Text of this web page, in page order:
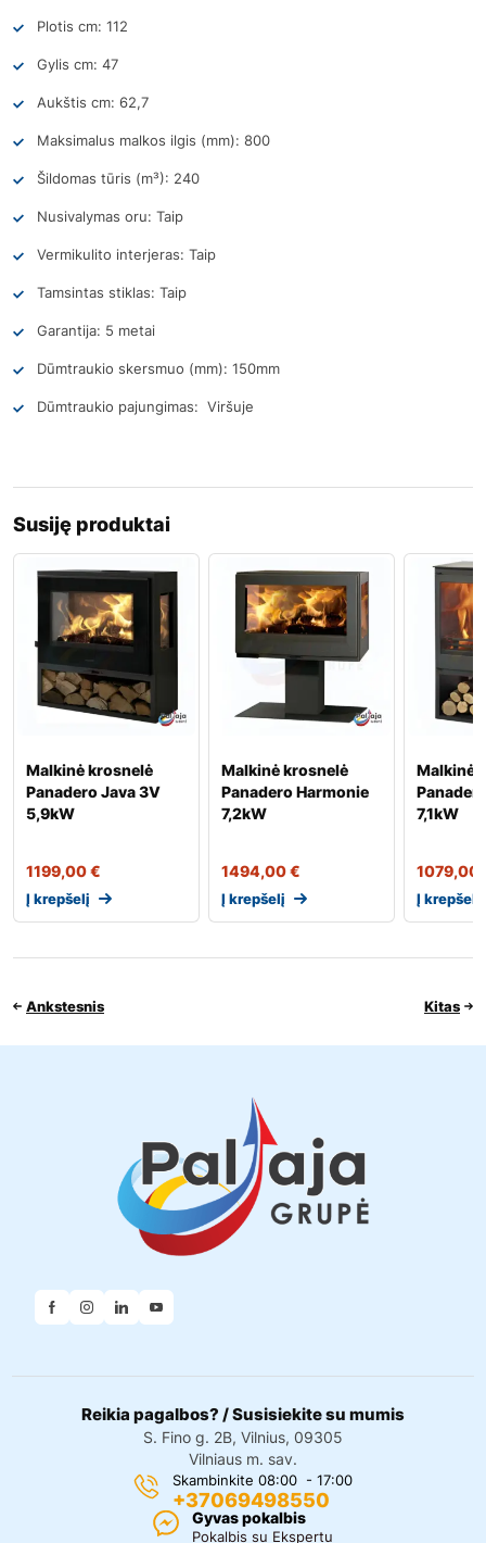
Plotis cm: 112
Gylis cm: 47
Aukštis cm: 62,7
Maksimalus malkos ilgis (mm): 800
Šildomas tūris (m³): 240
Nusivalymas oru: Taip
Vermikulito interjeras: Taip
Tamsintas stiklas: Taip
Garantija: 5 metai
Dūmtraukio skersmuo (mm): 150mm
Dūmtraukio pajungimas: Viršuje
Susiję produktai
Malkinė krosnelė
Panadero Java 3V
5,9kW
1199,00€
Į krepšelį
Malkinė krosnelė
Panadero Harmonie
7,2kW
1494,00€
Į krepšelį
Malkinė
7,1kW
1079,00
Į krepšelį
Ankstesnis Kitas
Reikia pagalbos? / Susisiekite su mumis
S. Fino g. 2B, Vilnius, 09305
Vilniaus m. sav.
Skambinkite 08:00 - 17:00
+37069498550
Gyvas pokalbis
Pokalbis su Ekspertu